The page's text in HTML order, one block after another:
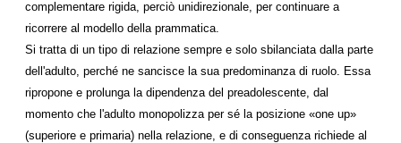
complementare rigida, perciò unidirezionale, per continuare a
ricorrere al modello della prammatica.
Si tratta di un tipo di relazione sempre e solo sbilanciata dalla parte
dell'adulto, perché ne sancisce la sua predominanza di ruolo. Essa
ripropone e prolunga la dipendenza del preadolescente, dal
momento che l'adulto monopolizza per sé la posizione «one up»
(superiore e primaria) nella relazione, e di conseguenza richiede al